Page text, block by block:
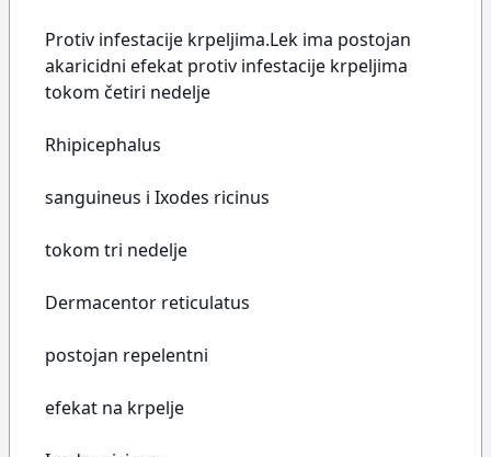
Protiv infestacije krpeljima.Lek ima postojan
akaricidni efekat protiv infestacije krpeljima
tokom četiri nedelje
Rhipicephalus
sanguineus i Ixodes ricinus
tokom tri nedelje
Dermacentor reticulatus
postojan repelentni
efekat na krpelje